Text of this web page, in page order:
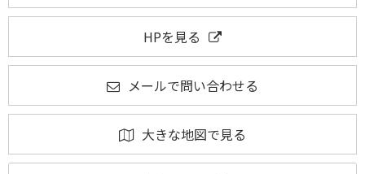
HPを見る
メールで問い合わせる
大きな地図で見る